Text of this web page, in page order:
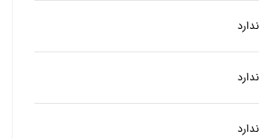
ندارد
ندارد
ندارد